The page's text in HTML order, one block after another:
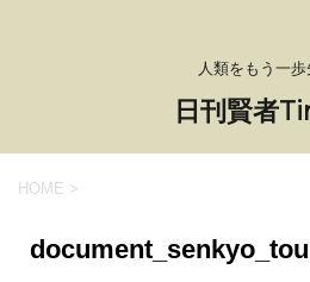
人類をもう一
日刊賢者
HOME >